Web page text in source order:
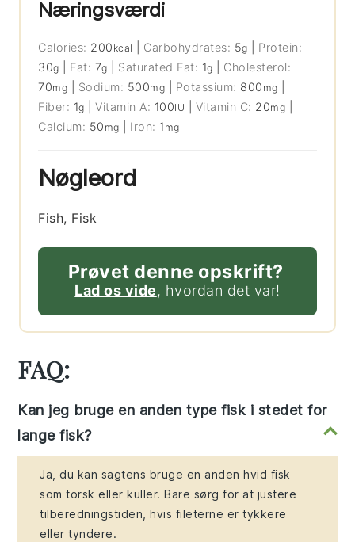
Næringsværdi
Calories: 200 kcal Carbohydrates: 5g
Protein:
30g Fat: 7g Saturated Fat: 1g
Cholesterol:
70mg Sodium: 500mg Potassium: 800 mg
Fiber: 1g |Vitamin A: 100IU Vitamin C: 20mg
Calcium: 50 mg Iron: 1 mg
Nøgleord
Fish, Fisk
Prøvet denne opskrift?
Lad os vide, hvordan det var!
FAQ:
Kan jeg bruge en anden type fisk i stedet for
lange fisk?
Ja, du kan sagtens bruge en anden hvid fisk
som torsk eller kuller. Bare sørg for at justere
tilberedningstiden, hvis fileterne er tykkere
eller tyndere.